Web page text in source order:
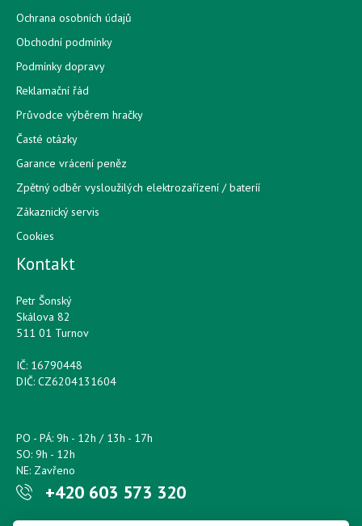
Ochrana osobních údajů
Obchodní podmínky
Podmínky dopravy
Reklamační řád
Průvodce výběrem hračky
Časté otázky
Garance vrácení peněz
Zpětný odběr vysloužilých elektrozařízení / bateríí
Zákaznický servis
Cookies
Kontakt
Petr Šonský
Skálova 82
511 01 Turnov
IČ: 16790448
DIČ: CZ6204131604
PO - PÁ: 9h - 12h / 13h - 17h
SO: 9h - 12h
NE: Zavřeno
+420 603 573 320